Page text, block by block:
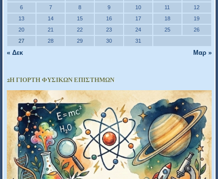
« Δεκ Μαρ »
6
7 8 9 10 11
12
13
14 15 16 17 18
19
20
21 22 23 24 25
26
27
28 29 30 31
2Η ΓΙΟΡΤΉ ΦΥΣΙΚΏΝ ΕΠΙΣΤΗΜΏΝ